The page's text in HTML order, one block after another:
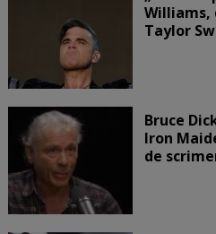
Williams,
Taylor
Bruce
Iron
de